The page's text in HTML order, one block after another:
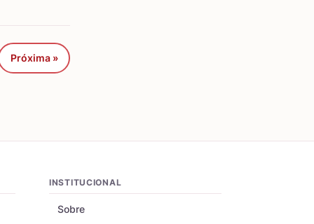
Próxima »
INSTITUCIONAL
Sobre